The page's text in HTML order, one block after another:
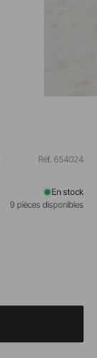
Réf. 654024
En stock
9 pièces disponibles